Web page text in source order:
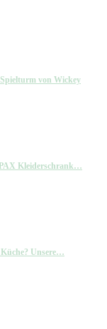
von Wickey
Kleiderschrank…
Unsere…